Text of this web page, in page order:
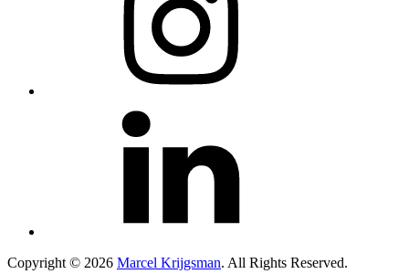
Copyright © 2026 Marcel Krijgsman. All Rights Reserved.